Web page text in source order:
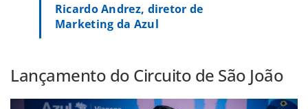
Ricardo Andrez, diretor de
Marketing da Azul
Lançamento do Circuito de São João